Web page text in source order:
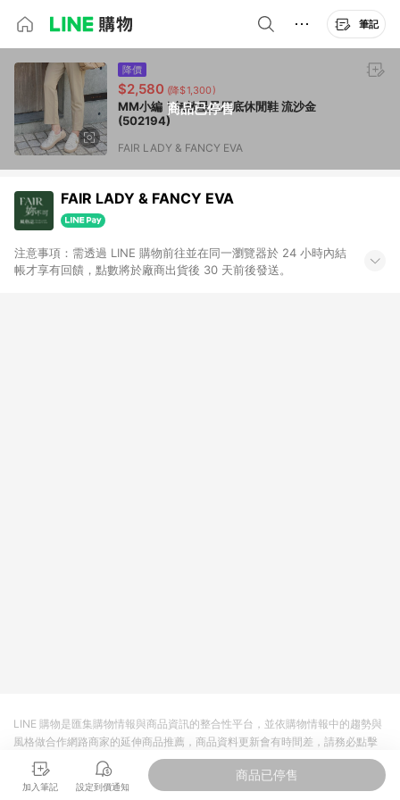
筆記
商品已停售
降價
$2,580 (降$1,300)
MM小編｜無敵星星厚底休閒鞋 流沙金
(502194)
FAIR LADY & FANCY EVA
FAIR LADY & FANCY EVA
注意事項：需透過 LINE 購物前往並在同一瀏覽器於 24 小時內結
帳才享有回饋，點數將於廠商出貨後 30 天前後發送。
加入筆記 設定到價通知
商品已停售
LINE 購物是匯集購物情報與商品資訊的整合性平台，並依購物情報中的趨勢與
風格做合作網路商家的延伸商品推薦，商品資料更新會有時間差，請務必點擊
商品至各合作網路商家，確認現售價與購物條件，一切資訊以合作廠商網頁為
準。